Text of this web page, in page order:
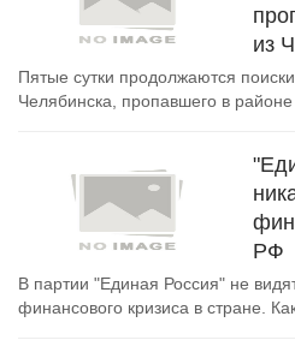
из
Пятые сутки продолжаются
Челябинска, пропавшего в районе
РФ
В партии "Единая Россия" не
финансового кризиса в стране.